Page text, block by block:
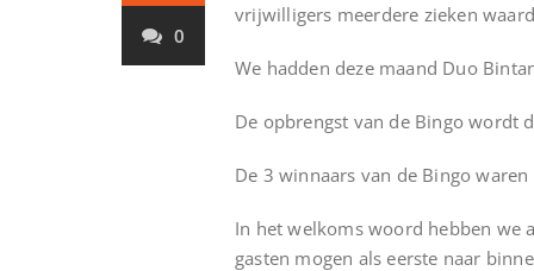
0
vrijwilligers meerdere zieken
We hadden deze maand Duo
De opbrengst van de Bingo wordt
De 3 winnaars van de Bingo
In het welkoms woord hebben we
gasten mogen als eerste naar